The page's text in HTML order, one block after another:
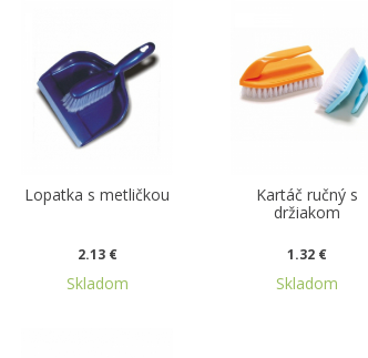
Lopatka s metličkou
2.13 €
Skladom
Kartáč ručný s
držiakom
1.32 €
Skladom